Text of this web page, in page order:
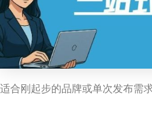
适合刚起步的品牌或单次发布需